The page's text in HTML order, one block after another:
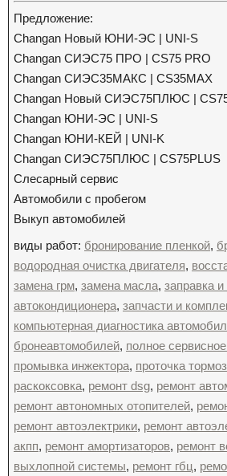
Предложение:
Changan Новый ЮНИ-ЭС | UNI-S
Changan СИЭС75 ПРО | CS75 PRO
Changan СИЭС35МАКС | CS35MAX
Changan Новый СИЭС75ПЛЮС |
Changan ЮНИ-ЭС | UNI-S
Changan ЮНИ-КЕЙ | UNI-K
Changan СИЭС75ПЛЮС | CS75PLUS
Слесарный сервис
Автомобили с пробегом
Выкуп автомобилей
виды работ: бронирование пленкой,
водородная очистка двигателя,
замена грм, замена масла, заправка
автокондиционера, запчасти и
компьютерная диагностика
бронеавтомобилей, полное
промывка инжектора, проточка
раскоксовка, ремонт dsg, ремонт
ремонт автономных отопителей,
ремонт автоэлектрики, ремонт
акпп, ремонт амортизаторов, ремонт
выхлопной системы, ремонт гбц,